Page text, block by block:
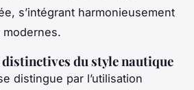
s’intégrant harmonieusement
du style nautique
distingue par l’utilisation